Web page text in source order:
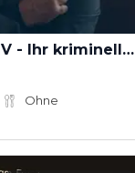
KRIMI total AKTIV - Ihr kriminelles Teambuilding!
Ohne